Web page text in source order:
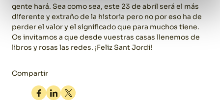
gente hará. Sea como sea, este 23 de abril será el más
diferente y extraño de la historia pero no por eso ha de
perder el valor y el significado que para muchos tiene.
Os invitamos a que desde vuestras casas llenemos de
libros y rosas las redes. ¡Feliz Sant Jordi!
Compartir
Facebook
LinkedinTwitter